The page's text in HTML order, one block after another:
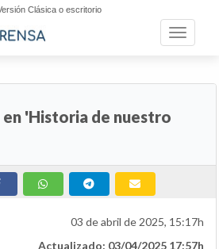
Clásica o escritorio
Toggle
'Historia de nuestro
03 de abril de 2025, 15:17h
Actualizado: 03/04/2025 17:57h